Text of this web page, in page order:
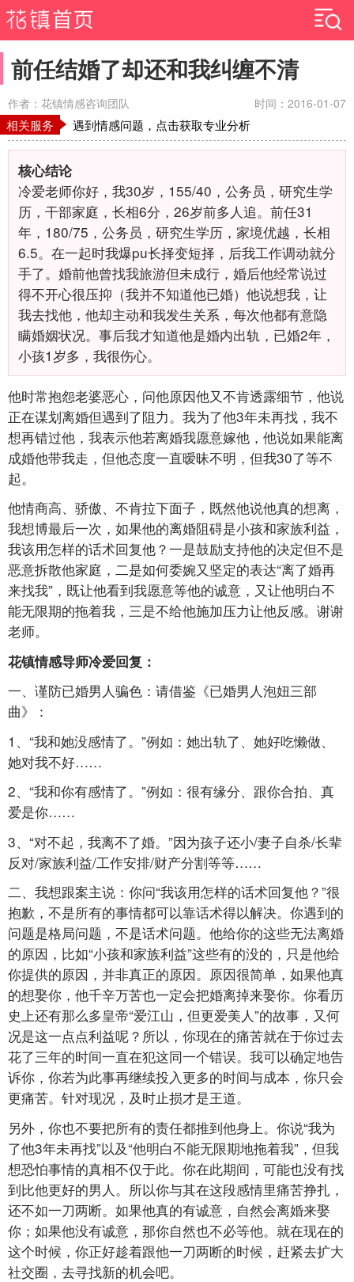
前任结婚了却还和我纠缠不清
作者：花镇情感咨询团队 时间：2016-01-07
相关服务 遇到情感问题，点击获取专业分析
核心结论
冷爱老师你好，我30岁，155/40，公务员，研究生学
历，干部家庭，长相6分，26岁前多人追。前任31
年，180/75，公务员，研究生学历，家境优越，长相
6.5。在一起时我爆pu长择变短择，后我工作调动就分
手了。婚前他曾找我旅游但未成行，婚后他经常说过
得不开心很压抑（我并不知道他已婚）他说想我，让
我去找他，他却主动和我发生关系，每次他都有意隐
瞒婚姻状况。事后我才知道他是婚内出轨，已婚2年，
小孩1岁多，我很伤心。
他时常抱怨老婆恶心，问他原因他又不肯透露细节，他说
正在谋划离婚但遇到了阻力。我为了他3年未再找，我不
想再错过他，我表示他若离婚我愿意嫁他，他说如果能离
成婚他带我走，但他态度一直暧昧不明，但我30了等不
起。
他情商高、骄傲、不肯拉下面子，既然他说他真的想离，
我想博最后一次，如果他的离婚阻碍是小孩和家族利益，
我该用怎样的话术回复他？一是鼓励支持他的决定但不是
恶意拆散他家庭，二是如何委婉又坚定的表达“离了婚再
来找我”，既让他看到我愿意等他的诚意，又让他明白不
能无限期的拖着我，三是不给他施加压力让他反感。谢谢
老师。
花镇情感导师冷爱回复：
一、谨防已婚男人骗色：请借鉴《已婚男人泡妞三部
曲》：
1、“我和她没感情了。”例如：她出轨了、她好吃懒做、
她对我不好……
2、“我和你有感情了。”例如：很有缘分、跟你合拍、真
爱是你……
3、“对不起，我离不了婚。”因为孩子还小/妻子自杀/长辈
反对/家族利益/工作安排/财产分割等等……
二、我想跟案主说：你问“我该用怎样的话术回复他？”很
抱歉，不是所有的事情都可以靠话术得以解决。你遇到的
问题是格局问题，不是话术问题。他给你的这些无法离婚
的原因，比如“小孩和家族利益”这些有的没的，只是他给
你提供的原因，并非真正的原因。原因很简单，如果他真
的想娶你，他千辛万苦也一定会把婚离掉来娶你。你看历
史上还有那么多皇帝“爱江山，但更爱美人”的故事，又何
况是这一点点利益呢？所以，你现在的痛苦就在于你过去
花了三年的时间一直在犯这同一个错误。我可以确定地告
诉你，你若为此事再继续投入更多的时间与成本，你只会
更痛苦。针对现况，及时止损才是王道。
另外，你也不要把所有的责任都推到他身上。你说“我为
了他3年未再找”以及“他明白不能无限期地拖着我”，但我
想恐怕事情的真相不仅于此。你在此期间，可能也没有找
到比他更好的男人。所以你与其在这段感情里痛苦挣扎，
还不如一刀两断。如果他真的有诚意，自然会离婚来娶
你；如果他没有诚意，那你自然也不必等他。就在现在的
这个时候，你正好趁着跟他一刀两断的时候，赶紧去扩大
社交圈，去寻找新的机会吧。